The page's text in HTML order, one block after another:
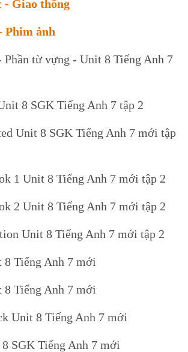
Giao thông
Phim ảnh
Phần từ vựng - Unit 8 Tiếng Anh 7
8 SGK Tiếng Anh 7 tập 2
Unit 8 SGK Tiếng Anh 7 mới tập
1 Unit 8 Tiếng Anh 7 mới tập 2
2 Unit 8 Tiếng Anh 7 mới tập 2
Unit 8 Tiếng Anh 7 mới tập 2
Tiếng Anh 7 mới
Tiếng Anh 7 mới
Unit 8 Tiếng Anh 7 mới
SGK Tiếng Anh 7 mới